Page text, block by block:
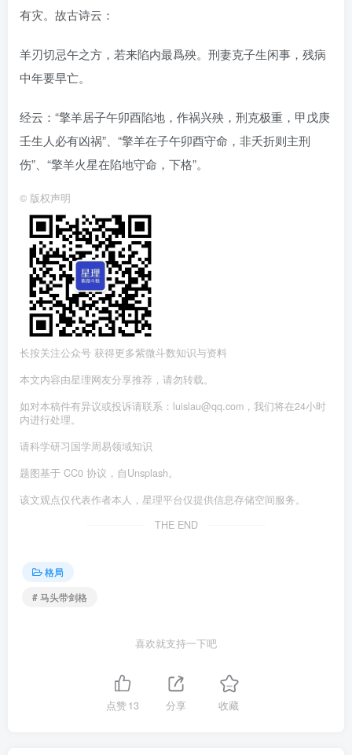
有灾。故古诗云：
羊刃切忌午之方，若来陷内最爲殃。刑妻克子生闲事，残病
中年要早亡。
经云：“擎羊居子午卯酉陷地，作祸兴殃，刑克极重，甲戊庚
壬生人必有凶祸”、“擎羊在子午卯酉守命，非夭折则主刑
伤”、“擎羊火星在陷地守命，下格”。
© 版权声明
长按关注公众号 获得更多紫微斗数知识与资料
本文内容由星理网友分享推荐，请勿转载。
如对本稿件有异议或投诉请联系：luislau@qq.com，我们将在24小时
内进行处理。
请科学研习国学周易领域知识
题图基于 CC0 协议，自Unsplash。
该文观点仅代表作者本人，星理平台仅提供信息存储空间服务。
THE END
格局
# 马头带剑格
喜欢就支持一下吧
点赞13 分享 收藏